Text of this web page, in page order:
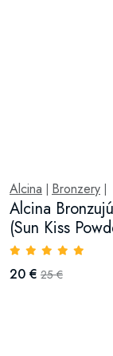
Alcina Bronzery
Alcina
(Sun Kiss
20 € 25 €